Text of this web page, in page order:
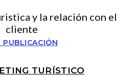
PUBLICACIÓN
TURÍSTICO